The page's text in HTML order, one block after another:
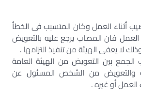
أثناء العمل وكان المتسبب فى الخطأ
فان المصاب يرجع عليه بالتعويض
لا يعفى الهيئة من تنفيذ التزامها .
الجمع بين التعويض من الهيئة العامة
والتعويض من الشخص المسئول عن
أو غيره .